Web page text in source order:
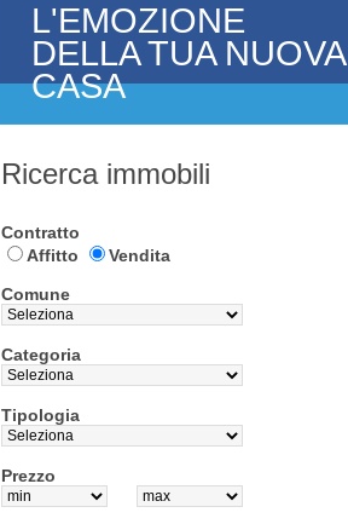
L'EMOZIONE
DELLA TUA NUOVA
CASA
Ricerca immobili
Contratto
Affitto
Vendita
Comune
Categoria
Tipologia
Prezzo